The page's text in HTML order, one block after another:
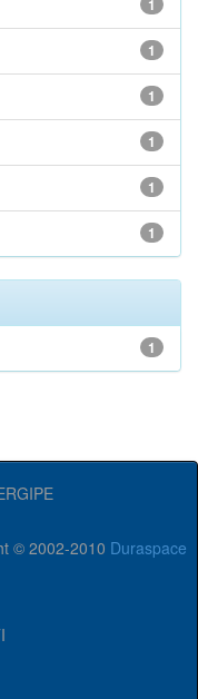
1
1
1
1
1
1
1
© 2002-2010 Duraspace